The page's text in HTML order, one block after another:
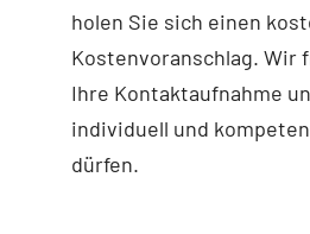
holen Sie sich einen
Kostenvoranschlag. Wir
Ihre Kontaktaufnahme
individuell und
dürfen.